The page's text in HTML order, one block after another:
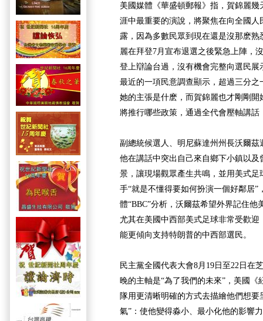
美國媒體《華盛頓郵報》指，賀錦麗
涯中最重要的演說，將聚焦在向全國
露，因為多數民眾到現在還是沒那麽
麗在拜登7月宣布退選之後緊急上陣，
登上辯論台過，沒有機會完整向選民展
最近的一項民意調查顯示，超過三分
她的主張是什麽，而賀錦麗也才剛剛
將推行哪些政策，通過全代會壓軸講
副總統候選人、明尼蘇達州州長沃爾
他在講話中突出自己來自鄉下小鎮以
景，讓現場觀眾產生共鳴，並用美式
手“就是不懂得要如何扮演一個好鄰居”
體“BBC”分析，沃爾茲希望外界記住他
尤其在美國中西部美式足球非常受歡
能更傾向支持特朗普的中西部選民。
民主黨全國代表大會8月19日至22日在
晚的主軸是“為了我們的未來”，美國《
隊用更清晰明確的方式去描繪他們想要
氣”：使他變得淼小、最小化他的影響